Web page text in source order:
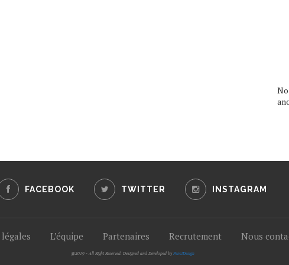
FACEBOOK TWITTER INSTAGRAM
L’équipe Partenaires Recrutement Nous
@2019 - All Right Reserved. Designed and Developed by PenciDesign